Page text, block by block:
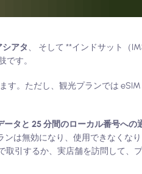
アタ、 そして **インドサット（
す。
す。ただし、観光プランでは
ータと 25 分間のローカル番号への
ンは無効になり、使用できなくな
引するか、実店舗を訪問して、